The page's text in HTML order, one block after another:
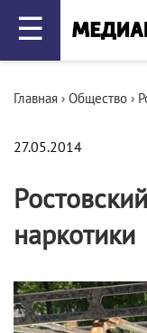
☰
Главная › Общество ›
27.05.2014
наркотики